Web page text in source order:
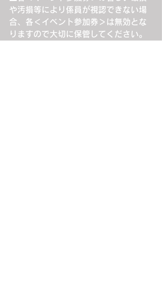
や汚損等により係員が視認できない場
合、各＜イベント参加券＞は無効とな
りますので大切に保管してください。